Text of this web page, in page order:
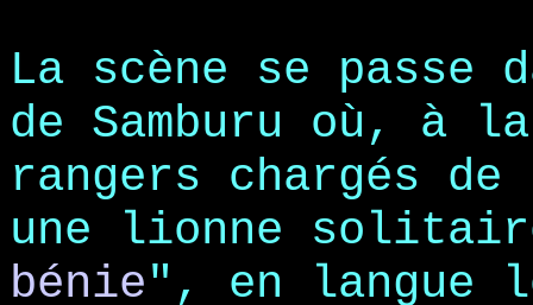
La scène se passe
de Samburu où, à
rangers chargés
une lionne
bénie", en langue